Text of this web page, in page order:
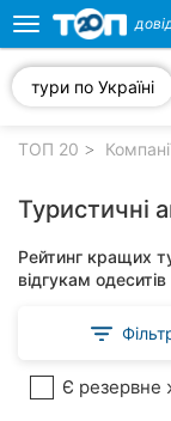
компанії
Популярні
рубрики:
Стоматології
Приватні
Toggle
navigation
тури по Україні
ТОП 20
Туристичні
Рейтинг кращих
відгукам одеситів
Є резервне